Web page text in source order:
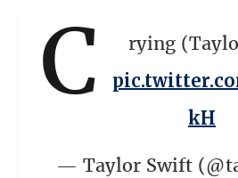
C rying
kH
— Taylor Swift